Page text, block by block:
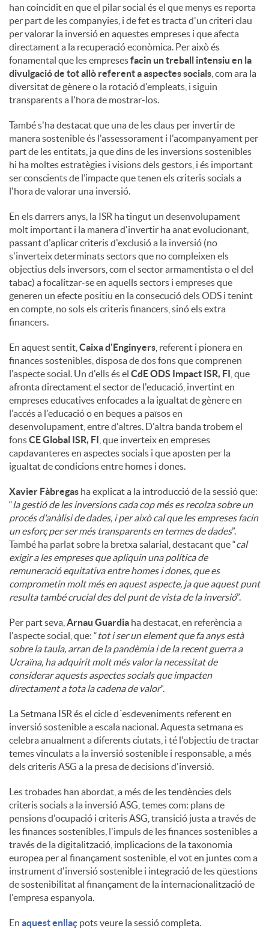
han coincidit en que el pilar social és el que menys es reporta
per part de les companyies, i de fet es tracta d'un criteri clau
per valorar la inversió en aquestes empreses i que afecta
directament a la recuperació econòmica. Per això és
fonamental que les empresesfacin un treball intensiu en la
divulgació de tot allò referent a aspectes socials , com ara la
diversitat de gènere o la rotació d'empleats, i siguin
transparents a l'hora de mostrar-los.
També s'ha destacat que una de les claus per invertir de
manera sostenible és l'assessorament i l'acompanyament per
part de les entitats, ja que dins de les inversions sostenibles
hi ha moltes estratègies i visions dels gestors, i és important
ser conscients de l’impacte que tenen els criteris socials a
l'hora de valorar una inversió.
En els darrers anys, la ISR ha tingut un desenvolupament
molt important i la manera d'invertir ha anat evolucionant,
passant d'aplicar criteris d'exclusió a la inversió (no
s'inverteix determinats sectors que no compleixen els
objectius dels inversors, com el sector armamentista o el del
tabac) a focalitzar-se en aquells sectors i empreses que
generen un efecte positiu en la consecució dels ODS i tenint
en compte, no sols els criteris financers, sinó els extra
financers.
En aquest sentit, Caixa d'Enginyers , referent i pionera en
finances sostenibles, disposa de dos fons que comprenen
l'aspecte social. Un d'ells és el CdE ODS Impact ISR, FI , que
afronta directament el sector de l'educació, invertint en
empreses educatives enfocades a la igualtat de gènere en
l'accés a l'educació o en beques a països en
desenvolupament, entre d'altres. D'altra banda trobem el
fonsCE Global ISR, FI , que inverteix en empreses
capdavanteres en aspectes socials i que aposten per la
igualtat de condicions entre homes i dones.
Xavier Fàbregas ha explicat a la introducció de la sessió que:
“la gestió de les inversions cada cop més es recolza sobre un
procés d'anàlisi de dades, i per això cal que les empreses facin
un esforç per ser més transparents en termes de dades”.
També ha parlat sobre la bretxa salarial, destacant que “cal
exigir a les empreses que apliquin una política de
remuneració equitativa entre homes i dones, que es
comprometin molt més en aquest aspecte, ja que aquest punt
resulta també crucial des del punt de vista de la inversió”.
Per part seva, Arnau Guardia ha destacat, en referència a
l'aspecte social, que: “tot i ser un element que fa anys està
sobre la taula, arran de la pandèmia i de la recent guerra a
Ucraïna, ha adquirit molt més valor la necessitat de
considerar aquests aspectes socials que impacten
directament a tota la cadena de valor”.
La Setmana ISR és el cicle d´esdeveniments referent en
inversió sostenible a escala nacional. Aquesta setmana es
celebra anualment a diferents ciutats, i té l'objectiu de tractar
temes vinculats a la inversió sostenible i responsable, a més
dels criteris ASG a la presa de decisions d'inversió.
Les trobades han abordat, a més de les tendències dels
criteris socials a la inversió ASG, temes com: plans de
pensions d'ocupació i criteris ASG, transició justa a través de
les finances sostenibles, l'impuls de les finances sostenibles a
través de la digitalització, implicacions de la taxonomia
europea per al finançament sostenible, el vot en juntes com a
instrument d'inversió sostenible i integració de les qüestions
de sostenibilitat al finançament de la internacionalització de
l'empresa espanyola.
En aquest enllaç pots veure la sessió completa.